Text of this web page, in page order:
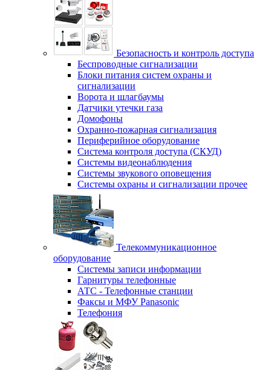
Безопасность и контроль доступа
Беспроводные сигнализации
Блоки питания систем охраны и
сигнализации
Ворота и шлагбаумы
Датчики утечки газа
Домофоны
Охранно-пожарная сигнализация
Периферийное оборудование
Система контроля доступа (СКУД)
Системы видеонаблюдения
Системы звукового оповещения
Системы охраны и сигнализации прочее
Телекоммуникационное
оборудование
Системы записи информации
Гарнитуры телефонные
АТС - Телефонные станции
Факсы и МФУ Panasonic
Телефония